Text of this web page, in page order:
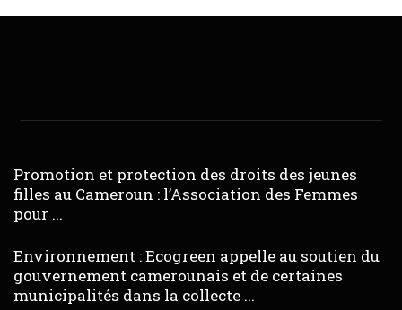
Promotion et protection des droits des jeunes
filles au Cameroun : l’Association des Femmes
pour ...
Environnement : Ecogreen appelle au soutien du
gouvernement camerounais et de certaines
municipalités dans la collecte ...